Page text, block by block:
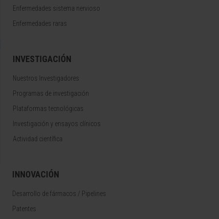
Enfermedades sistema nervioso
Enfermedades raras
INVESTIGACIÓN
Nuestros Investigadores
Programas de investigación
Plataformas tecnológicas
Investigación y ensayos clínicos
Actividad científica
INNOVACIÓN
Desarrollo de fármacos / Pipelines
Patentes